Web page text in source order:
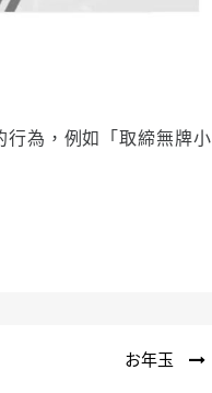
為，例如「取締無牌小
お年玉